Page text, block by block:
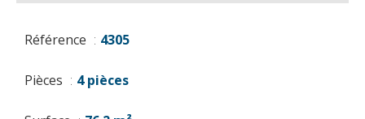
Référence 4305
Pièces 4 pièces